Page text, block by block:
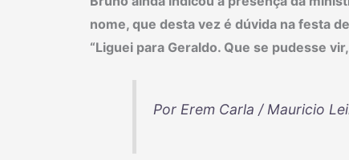
nome, que desta vez é dúvida na festa
“Liguei para Geraldo. Que se pudesse
Por Erem Carla / Mauricio